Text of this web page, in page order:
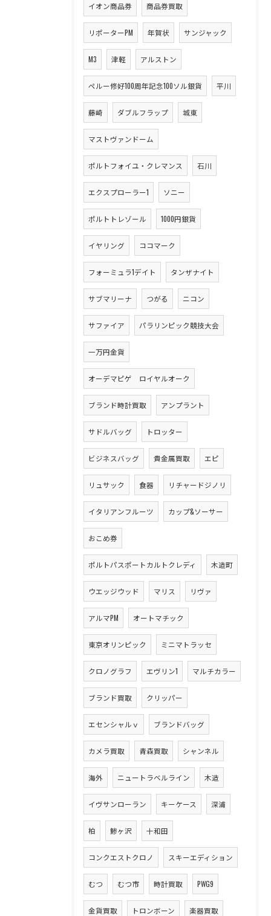
イオン商品券 商品券買取
リポーターPM 年賀状 サンジャック
M3 津軽 アルストン
ペルー修好100周年記念100ソル銀貨 平川
藤崎 ダブルフラップ 城東
マストヴァンドーム
ポルトフォイユ・クレマンス 石川
エクスプローラー1 ソニー
ポルトトレゾール 1000円銀貨
イヤリング ココマーク
フォーミュラ1デイト タンザナイト
サブマリーナ つがる ニコン
サファイア パラリンピック競技大会
一万円金貨
オーデマピゲ ロイヤルオーク
ブランド時計買取 アンプラント
サドルバッグ トロッター
ビジネスバッグ 貴金属買取 エピ
リュサック 食器 リチャードジノリ
イタリアンフルーツ カップ&ソーサー
おこめ券
ポルトパスポートカルトクレディ 木造町
ウエッジウッド マリス リヴァ
アルマPM オートマチック
東京オリンピック ミニマトラッセ
クロノグラフ エヴリン1 マルチカラー
ブランド買取 クリッパー
エセンシャルｖ ブランドバッグ
カメラ買取 青森買取 シャンネル
海外 ニュートラベルライン 木造
イヴサンローラン キーケース 深浦
柏 鯵ヶ沢 十和田
コンクエストクロノ スキーエディション
むつ むつ市 時計買取 PWG9
金貨買取 トロンボーン 楽器買取